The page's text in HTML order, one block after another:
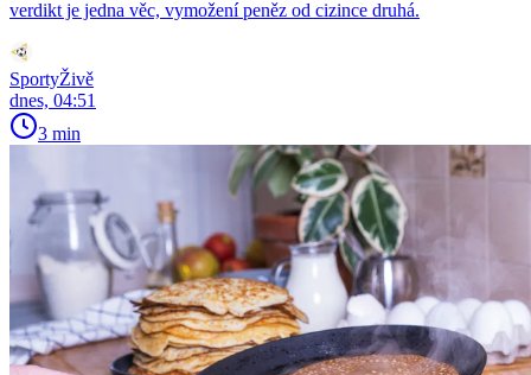
verdikt je jedna věc, vymožení peněz od cizince druhá.
SportyŽivě
dnes, 04:51
3 min